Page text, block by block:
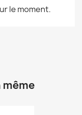
le moment.